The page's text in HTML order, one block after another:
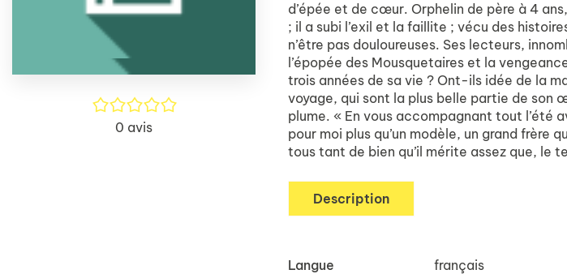
/5
0 avis
d’épée et de cœur. Orphelin de père à 4
; il a subi l’exil et la faillite ; vécu des
n’être pas douloureuses. Ses lecteurs,
l’épopée des Mousquetaires et la
trois années de sa vie ? Ont-ils idée de la
voyage, qui sont la plus belle partie de son
plume. « En vous accompagnant tout l’été
pour moi plus qu’un modèle, un grand frère
tous tant de bien qu’il mérite assez que, le
Description
Langue français